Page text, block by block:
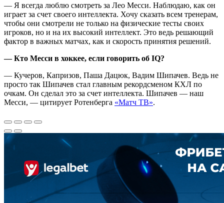
— Я всегда люблю смотреть за Лео Месси. Наблюдаю, как он
играет за счет своего интеллекта. Хочу сказать всем тренерам,
чтобы они смотрели не только на физические тесты своих
игроков, но и на их высокий интеллект. Это ведь решающий
фактор в важных матчах, как и скорость принятия решений.
— Кто Месси в хоккее, если говорить об IQ?
— Кучеров, Капризов, Паша Дацюк, Вадим Шипачев. Ведь не
просто так Шипачев стал главным рекордсменом КХЛ по
очкам. Он сделал это за счет интеллекта. Шипачев — наш
Месси, — цитирует Ротенберга «Матч ТВ».